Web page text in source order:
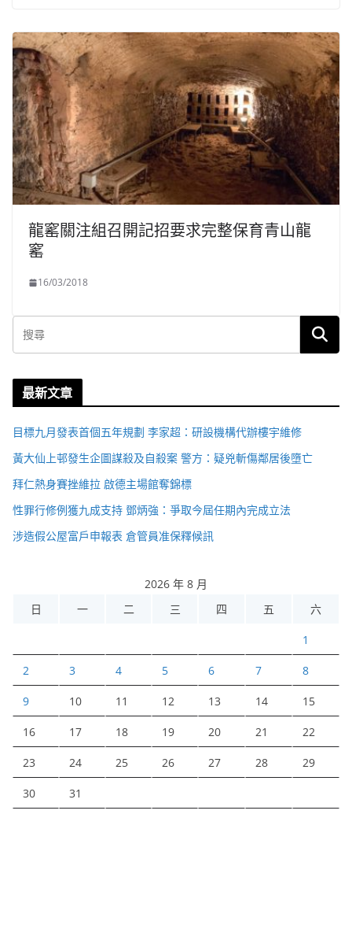
龍窰關注組召開記招要求完整保育青山龍
窰
16/03/2018
最新文章
目標九月發表首個五年規劃 李家超：研設機構代辦樓宇維修
黃大仙上邨發生企圖謀殺及自殺案 警方：疑兇斬傷鄰居後墮亡
拜仁熱身賽挫維拉 啟德主場館奪錦標
性罪行修例獲九成支持 鄧炳強：爭取今屆任期內完成立法
涉造假公屋富戶申報表 倉管員准保釋候訊
2026 年 8 月
日
一 二 三 四 五 六
1
2 3 4 5 6 7 8
9 10 11 12 13 14 15
16 17 18 19 20 21 22
23 24 25 26 27 28 29
30 31